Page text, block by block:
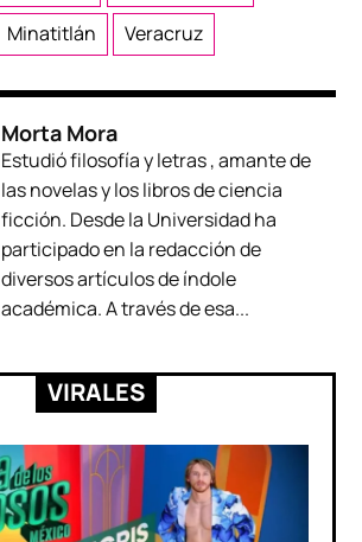
Minatitlán Veracruz
Morta Mora
Estudió filosofía y letras , amante de
las novelas y los libros de ciencia
ficción. Desde la Universidad ha
participado en la redacción de
diversos artículos de índole
académica. A través de esa...
VIRALES